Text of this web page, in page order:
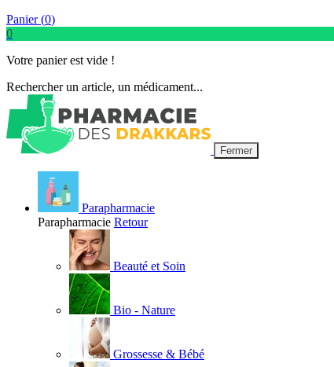
Panier (0)
0
Votre panier est vide !
Rechercher un article, un médicament...
Fermer
Parapharmacie
Parapharmacie Retour
Beauté et Soin
Bio - Nature
Grossesse & Bébé